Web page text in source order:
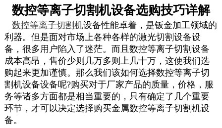
数控等离子切割机设备选购技巧详解
数控等离子切割机设备性能卓着，是钣金加工领域的
利器。但是面对市场上各种各样的激光切割设备设
备，很多用户陷入了迷茫。而且数控等离子切割设备
成本高昂，售价少则几万多则上几十万，这使我们选
购起来更加谨慎。那么我们该如何选择数控等离子切
割机设备设备呢?购买对于厂家产品的质量，价格，服
务等诸多方面都是相当重要的，只有确定了几个重要
环节，才可以决定选择购买金属数控等离子切割机设
备。